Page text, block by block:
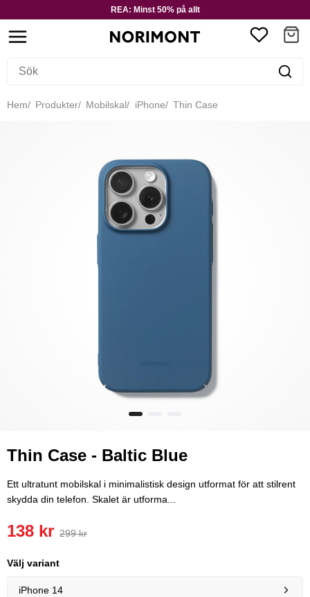
REA: Minst 50% på allt
Hem Produkter Mobilskal iPhone Thin Case
Thin Case - Baltic Blue
Ett ultratunt mobilskal i minimalistisk design utformat för att stilrent
skydda din telefon. Skalet är utforma...
138 kr 299 kr
Välj variant
iPhone 14